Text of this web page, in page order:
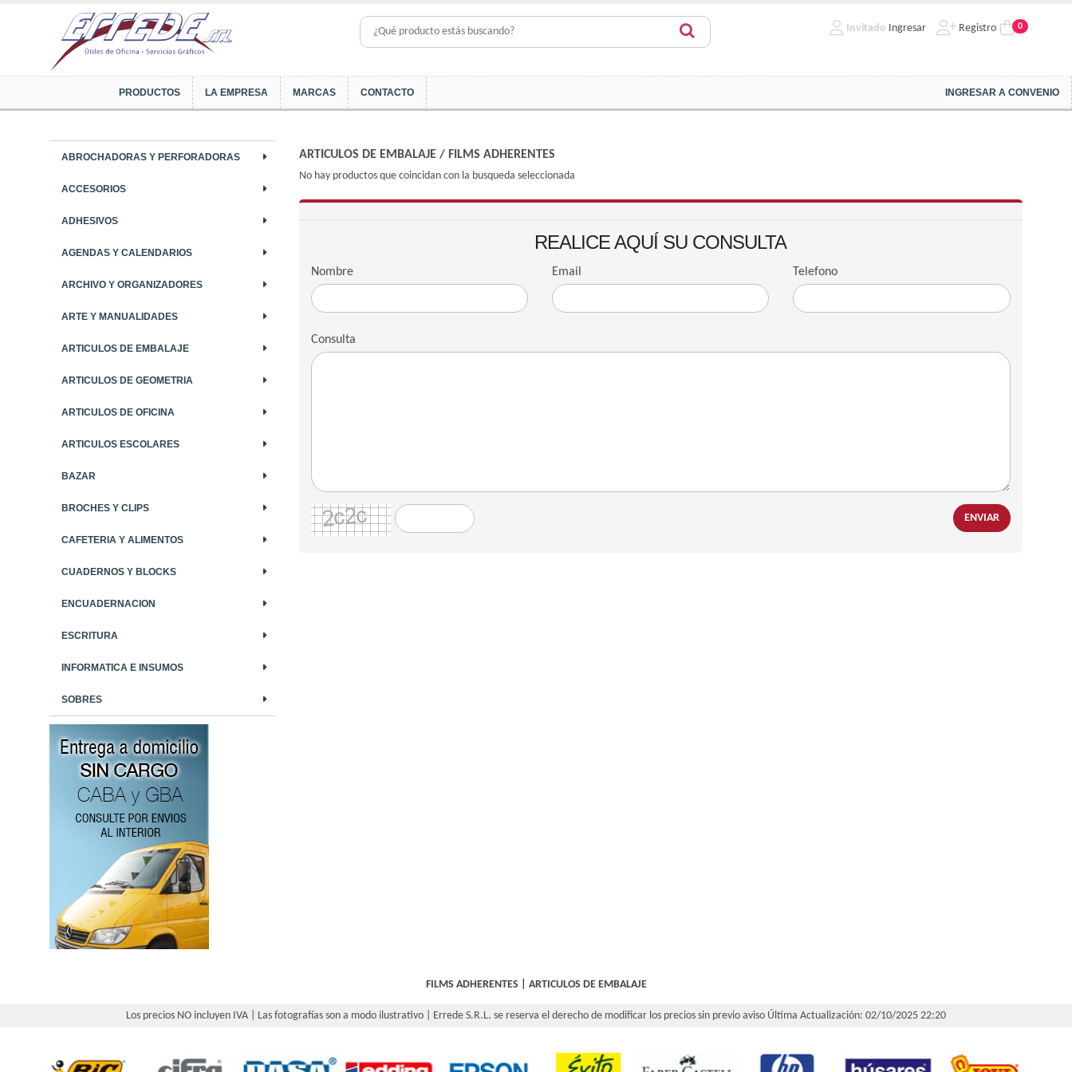
Invitado Ingresar Registro 0
PRODUCTOS LA EMPRESA MARCAS CONTACTO INGRESAR A CONVENIO
ABROCHADORAS Y PERFORADORAS
ACCESORIOS
ADHESIVOS
AGENDAS Y CALENDARIOS
ARCHIVO Y ORGANIZADORES
ARTE Y MANUALIDADES
ARTICULOS DE EMBALAJE
ARTICULOS DE GEOMETRIA
ARTICULOS DE OFICINA
ARTICULOS ESCOLARES
BAZAR
BROCHES Y CLIPS
CAFETERIA Y ALIMENTOS
CUADERNOS Y BLOCKS
ENCUADERNACION
ESCRITURA
INFORMATICA E INSUMOS
SOBRES
ARTICULOS DE EMBALAJE/ FILMS ADHERENTES
No hay productos que coincidan con la busqueda seleccionada
REALICE AQUÍ SU CONSULTA
Nombre Email Telefono
Consulta
ENVIAR
FILMS ADHERENTES ARTICULOS DE EMBALAJE
Los precios NO incluyen IVA | Las fotografías son a modo ilustrativo | Errede S.R.L. se reserva el derecho de modificar los precios sin previo aviso Última Actualización: 02/10/2025 22:20